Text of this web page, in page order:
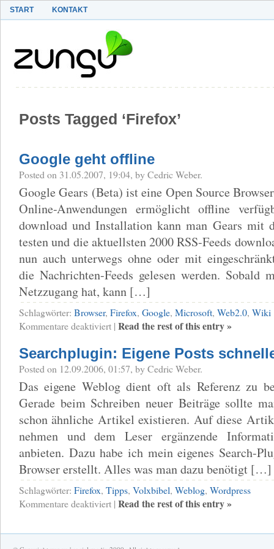
START KONTAKT
Posts Tagged ‘Firefox’
Google geht offline
Posted on 31.05.2007, 19:04, by Cedric Weber.
Google Gears (Beta) ist eine Open Source
Online-Anwendungen ermöglicht offline
download und Installation kann man Gears mit
testen und die aktuellsten 2000 RSS-Feeds
nun auch unterwegs ohne oder mit
die Nachrichten-Feeds gelesen werden. Sobald
Netzzugang hat, kann […]
Schlagwörter: Browser, Firefox, Google, Microsoft, Web2.0, Wiki
Kommentare deaktiviert für
Google
offline
| Read the rest of this entry »
Searchplugin: Eigene Posts
Posted on 12.09.2006, 01:57, by Cedric Weber.
Das eigene Weblog dient oft als Referenz zu
Gerade beim Schreiben neuer Beiträge sollte
schon ähnliche Artikel existieren. Auf diese
nehmen und dem Leser ergänzende
anbieten. Dazu habe ich mein eigenes Search-
Browser erstellt. Alles was man dazu benötigt […]
Schlagwörter: Firefox, Tipps, Volxbibel, Weblog, Wordpress
Kommentare deaktiviert für
Searchplugin:
schneller
finden
| Read the rest of this entry »